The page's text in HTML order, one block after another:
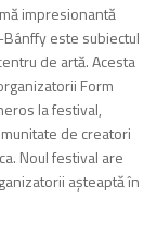
impresionantă
este subiectul
de artă. Acesta
Form
la festival,
de creatori
Noul festival are
așteaptă în